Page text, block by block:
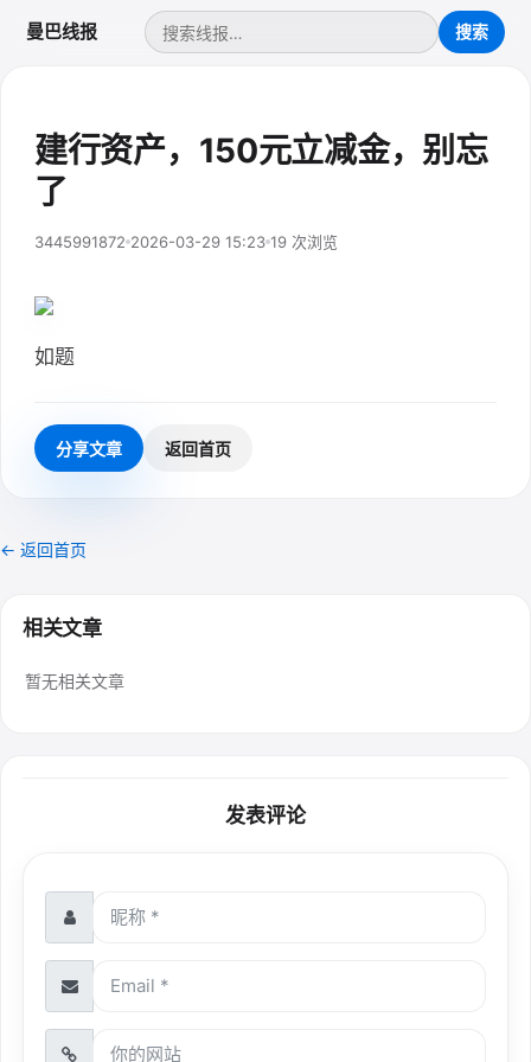
曼巴线报
建行资产，150元立减金，别忘
了
3445991872 2026-03-29 15:23 19 次浏览
如题
分享文章 返回首页
← 返回首页
相关文章
暂无相关文章
发表评论